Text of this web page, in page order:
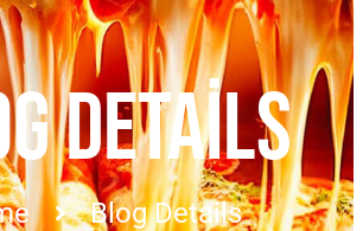
DETAILS
Blog Details